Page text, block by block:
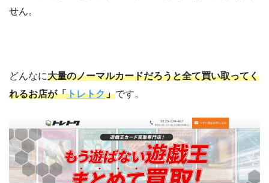
せん。
どんなに大量のノーマルカードだろうと全て買い取ってく
れるお店が「トレトク」です。